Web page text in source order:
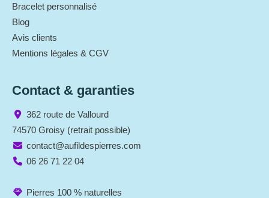
Bracelet personnalisé
Blog
Avis clients
Mentions légales & CGV
Contact & garanties
362 route de Vallourd
74570 Groisy (retrait possible)
contact@aufildespierres.com
06 26 71 22 04
Pierres 100 % naturelles